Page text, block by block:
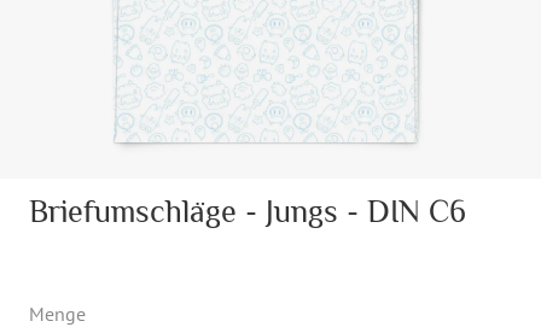
Briefumschläge - Jungs - DIN C6
Menge